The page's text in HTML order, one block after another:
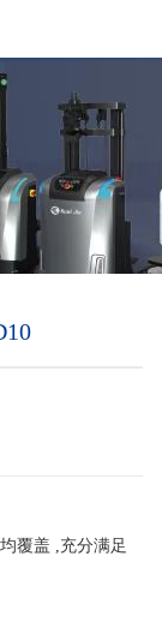
覆盖 ,充分满足